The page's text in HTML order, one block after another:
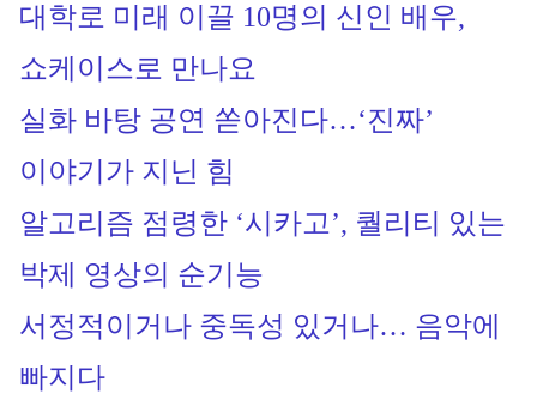
대학로 미래 이끌 10명의 신인 배우,
쇼케이스로 만나요
실화 바탕 공연 쏟아진다…‘진짜’
이야기가 지닌 힘
알고리즘 점령한 ‘시카고’, 퀄리티 있는
박제 영상의 순기능
서정적이거나 중독성 있거나… 음악에
빠지다